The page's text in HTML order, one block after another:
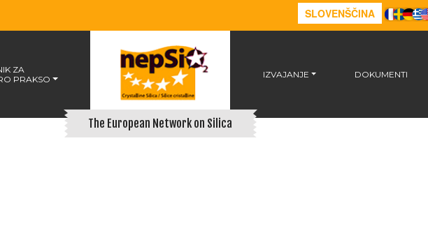
SLOVENŠČINA
ZA
PRAKSO
The European Network on Silica
IZVAJANJE DOKUMENTI